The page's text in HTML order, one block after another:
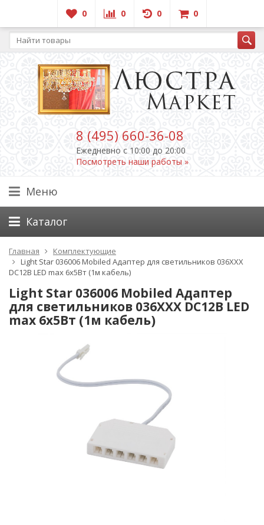
0 0 0 0
8 (495) 660-36-08
Ежедневно c 10:00 до 20:00
Посмотреть наши работы »
Меню
Каталог
Главная
Комплектующие
Light Star 036006 Mobiled Адаптер для светильников 036ХХХ
DC12В LED max 6x5Вт (1м кабель)
Light Star 036006 Mobiled Адаптер
для светильников 036ХХХ DC12В LED
max 6x5Вт (1м кабель)